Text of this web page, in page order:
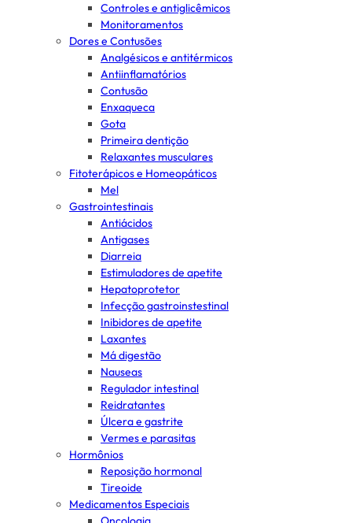
Controles e antiglicêmicos
Monitoramentos
Dores e Contusões
Analgésicos e antitérmicos
Antiinflamatórios
Contusão
Enxaqueca
Gota
Primeira dentição
Relaxantes musculares
Fitoterápicos e Homeopáticos
Mel
Gastrointestinais
Antiácidos
Antigases
Diarreia
Estimuladores de apetite
Hepatoprotetor
Infecção gastroinstestinal
Inibidores de apetite
Laxantes
Má digestão
Nauseas
Regulador intestinal
Reidratantes
Úlcera e gastrite
Vermes e parasitas
Hormônios
Reposição hormonal
Tireoide
Medicamentos Especiais